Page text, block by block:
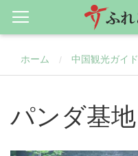
ホーム / 中国観光ガイド
パンダ基地